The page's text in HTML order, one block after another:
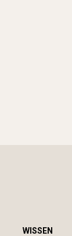
WISSEN